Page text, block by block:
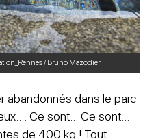
/ Bruno Mazodier
abandonnés dans le parc
Ce sont… Ce sont…
de 400 kg ! Tout